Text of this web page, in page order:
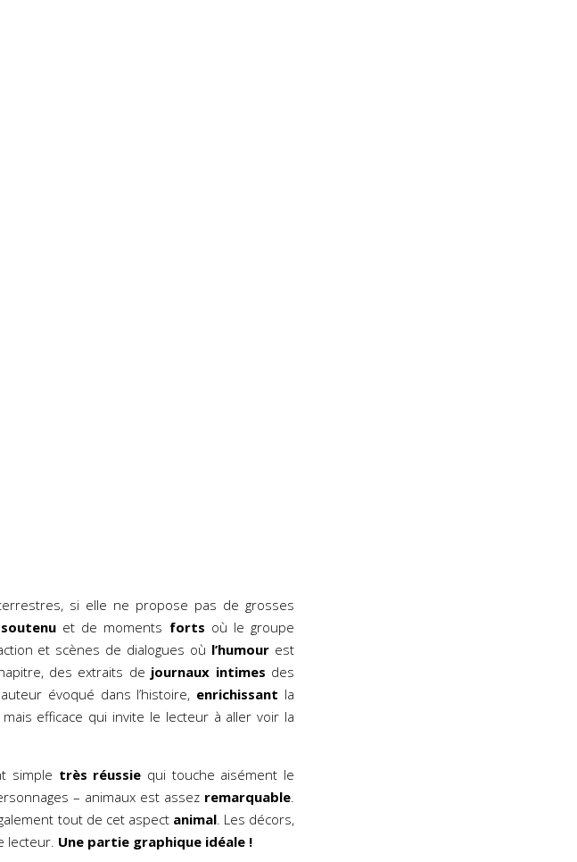
si elle ne propose pas de grosses
et de moments forts où le groupe
et scènes de dialogues où l’humour est
des extraits de journaux intimes des
évoqué dans l’histoire, enrichissant la
efficace qui invite le lecteur à aller voir la
simple très réussie qui touche aisément le
– animaux est assez remarquable.
tout de cet aspect animal. Les décors,
lecteur. Une partie graphique idéale !